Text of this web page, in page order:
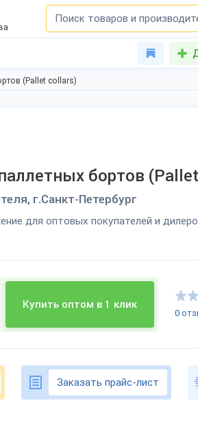
(Pallet collars)
бортов
г.Санкт-Петербург
для оптовых покупателей и
Купить оптом в 1 клик
0
Заказать прайс-лист